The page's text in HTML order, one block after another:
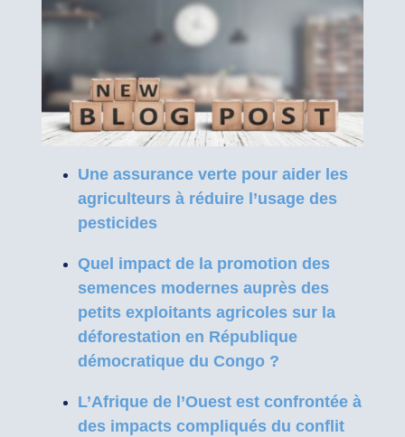
Une assurance verte pour aider les
agriculteurs à réduire l’usage des
pesticides
Quel impact de la promotion des
semences modernes auprès des
petits exploitants agricoles sur la
déforestation en République
démocratique du Congo ?
L’Afrique de l’Ouest est confrontée à
des impacts compliqués du conflit